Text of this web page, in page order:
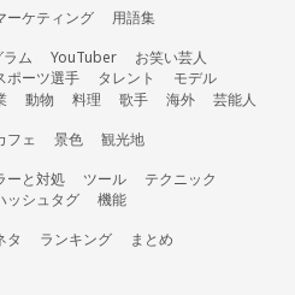
ーケティング
用語集
ラム YouTuber
お笑い芸人
ポーツ選手 タレント
モデル
動物 料理 歌手 海外
芸能人
フェ 景色
観光地
ーと対処 ツール
テクニック
ッシュタグ
機能
タ ランキング まとめ